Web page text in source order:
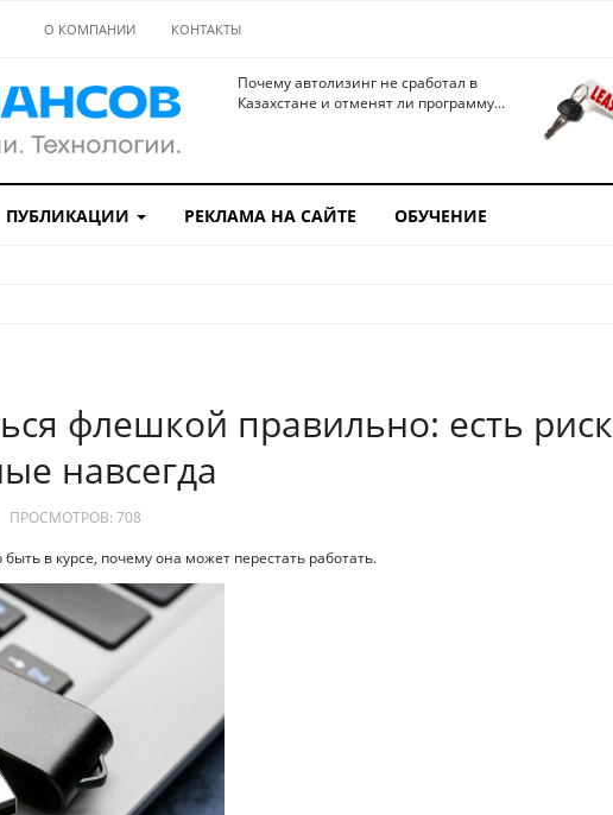
О КОМПАНИИ КОНТАКТЫ
Почему автолизинг не сработал в
Казахстане и отменят ли программу...
ПУБЛИКАЦИИ РЕКЛАМА НА САЙТЕ ОБУЧЕНИЕ
флешкой правильно: есть риск
навсегда
ПРОСМОТРОВ: 708
в курсе, почему она может перестать работать.